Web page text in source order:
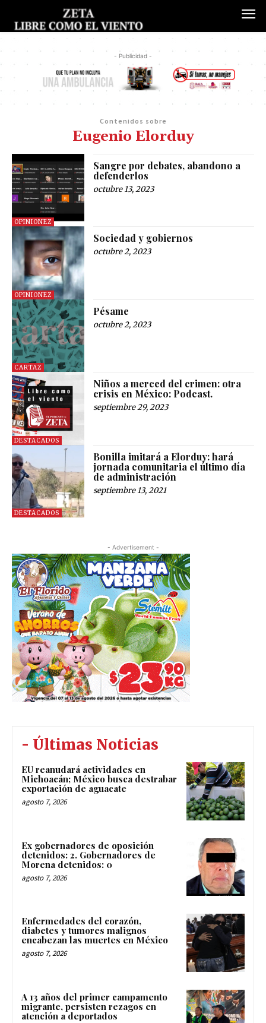
- Publicidad -
Contenidos sobre
Eugenio Elorduy
OPINIONEZ
Sangre por debates, abandono a
defenderlos
octubre 13, 2023
OPINIONEZ
Sociedad y gobiernos
octubre 2, 2023
CARTAZ
Pésame
octubre 2, 2023
DESTACADOS
Niños a merced del crimen: otra
crisis en México: Podcast.
septiembre 29, 2023
DESTACADOS
Bonilla imitará a Elorduy: hará
jornada comunitaria el último día
de administración
septiembre 13, 2021
- Advertisement -
- Últimas Noticias
EU reanudará actividades en
Michoacán; México busca destrabar
exportación de aguacate
agosto 7, 2026
Ex gobernadores de oposición
detenidos: 2. Gobernadores de
Morena detenidos: 0
agosto 7, 2026
Enfermedades del corazón,
diabetes y tumores malignos
encabezan las muertes en México
agosto 7, 2026
A 13 años del primer campamento
migrante, persisten rezagos en
atención a deportados